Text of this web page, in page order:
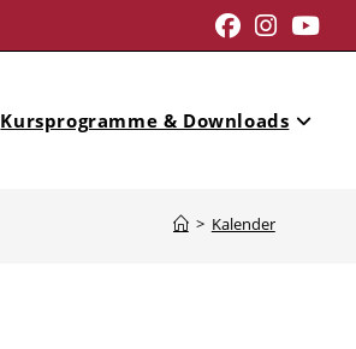
Kursprogramme & Downloads
> Kalender